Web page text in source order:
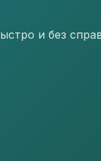
и без